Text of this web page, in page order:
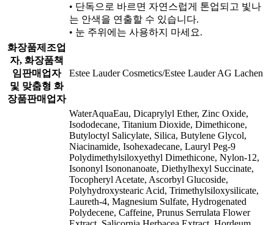
• 단독으로 바르면 자연스럽게 톤업되고 빛나
는 안색을 연출할 수 있습니다.
• 눈 주위에는 사용하지 마세요.
화장품제조업
자, 화장품책
임판매업자
및 맞춤형 화
장품판매업자
Estee Lauder Cosmetics/Estee Lauder AG Lachen
WaterAquaEau, Dicaprylyl Ether, Zinc Oxide,
Isododecane, Titanium Dioxide, Dimethicone,
Butyloctyl Salicylate, Silica, Butylene Glycol,
Niacinamide, Isohexadecane, Lauryl Peg-9
Polydimethylsiloxyethyl Dimethicone, Nylon-12,
Isononyl Isononanoate, Diethylhexyl Succinate,
Tocopheryl Acetate, Ascorbyl Glucoside,
Polyhydroxystearic Acid, Trimethylsiloxysilicate,
Laureth-4, Magnesium Sulfate, Hydrogenated
Polydecene, Caffeine, Prunus Serrulata Flower